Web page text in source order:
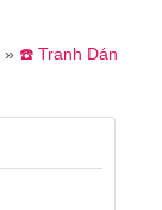
» ☎️ Tranh Dán